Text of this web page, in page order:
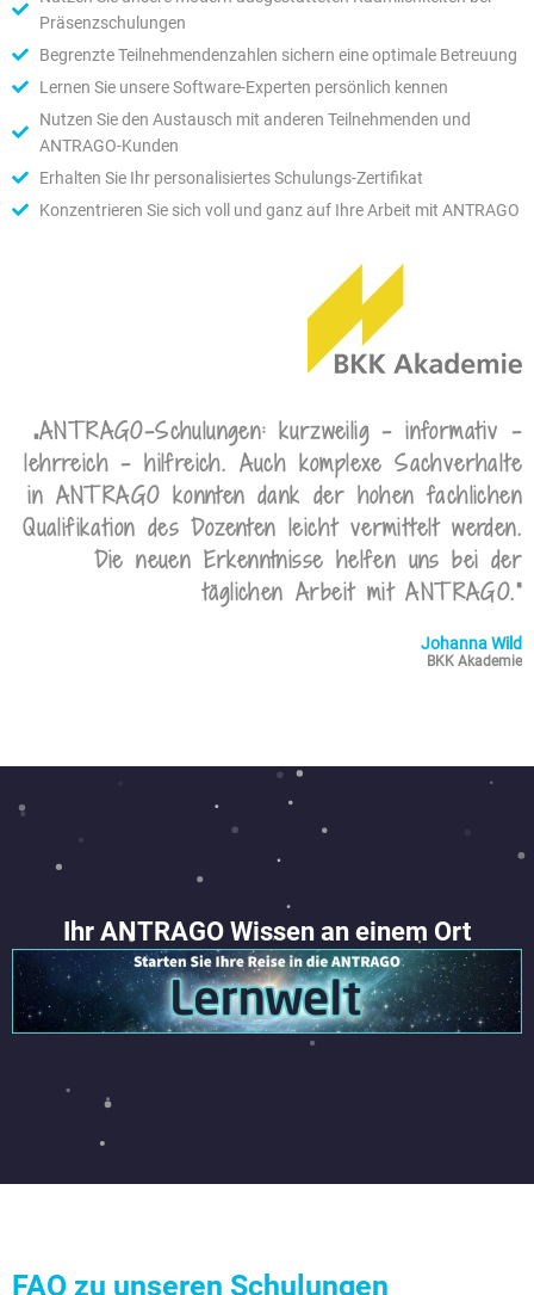
Präsenzschulungen
Begrenzte Teilnehmendenzahlen sichern eine optimale Betreuung
Lernen Sie unsere Software-Experten persönlich kennen
Nutzen Sie den Austausch mit anderen Teilnehmenden und
ANTRAGO-Kunden
Erhalten Sie Ihr personalisiertes Schulungs-Zertifikat
Konzentrieren Sie sich voll und ganz auf Ihre Arbeit mit ANTRAGO
„ANTRAGO-Schulungen: kurzweilig - informativ -
lehrreich - hilfreich. Auch komplexe Sachverhalte
in ANTRAGO konnten dank der hohen fachlichen
Qualifikation des Dozenten leicht vermittelt werden.
Die neuen Erkenntnisse helfen uns bei der
täglichen Arbeit mit ANTRAGO.“
Johanna Wild
BKK Akademie
Ihr ANTRAGO Wissen an einem Ort
FAQ zu unseren Schulungen